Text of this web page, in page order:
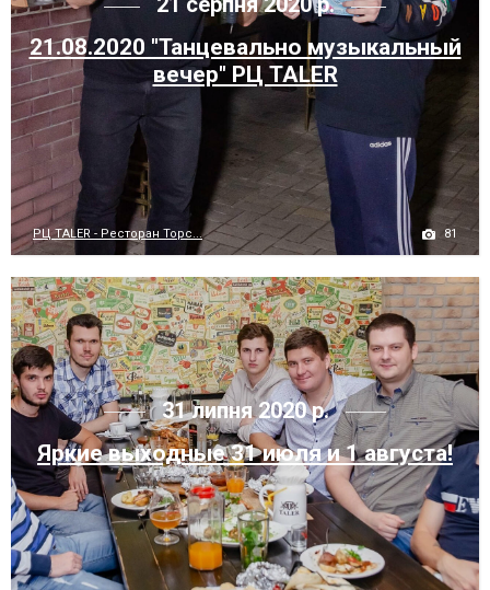
21.08.2020 "Танцевально музыкальный
вечер" РЦ TALER
РЦ TALER - Ресторан Торс... 81
31 липня 2020 р.
Яркие выходные 31 июля и 1 августа!